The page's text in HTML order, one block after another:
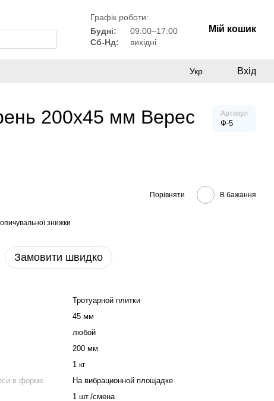
Графік роботи:
Будні:
09:00–17:00
Сб-Нд:
вихідні
Мій кошик
Укр Вхід
200x45 мм Верес
Артикул
Ф-5
Порівняти В бажання
знижки
Замовити швидко
Тротуарной плитки
45 мм
любой
200 мм
1 кг
в форме
На вибрационной площадке
1 шт./смена